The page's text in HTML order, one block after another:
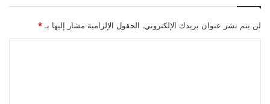
لن يتم نشر عنوان بريدك الإلكتروني. الحقول الإلزامية مشار إليها بـ*